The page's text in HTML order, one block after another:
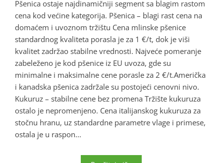
Pšenica ostaje najdinamičniji segment sa blagim rastom
cena kod većine kategorija. Pšenica – blagi rast cena na
domaćem i uvoznom tržištu Cena mlinske pšenice
standardnog kvaliteta porasla je za 1 €/t, dok je viši
kvalitet zadržao stabilne vrednosti. Najveće pomeranje
zabeleženo je kod pšenice iz EU uvoza, gde su
minimalne i maksimalne cene porasle za 2 €/t.Američka
i kanadska pšenica zadržale su postojeći cenovni nivo.
Kukuruz – stabilne cene bez promena Tržište kukuruza
ostalo je nepromenjeno. Cena italijanskog kukuruza za
stočnu hranu, uz standardne parametre vlage i primese,
ostala je u raspon...